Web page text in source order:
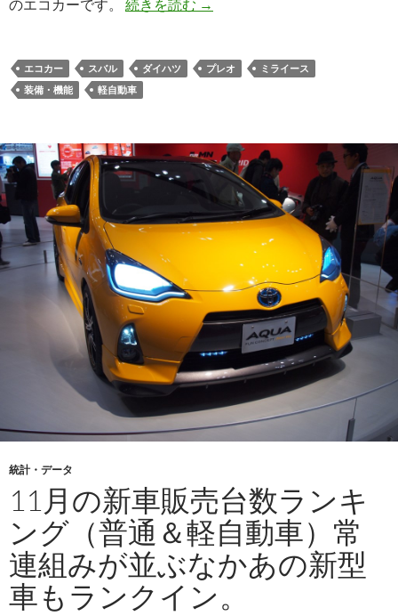
のエコカーです。 続きを読む →
エコカー スバル ダイハツ プレオ
ミライース
装備・機能
軽自動車
統計・データ
11月の新車販売台数ランキ
ング（普通＆軽自動車）常
連組みが並ぶなかあの新型
車もランクイン。